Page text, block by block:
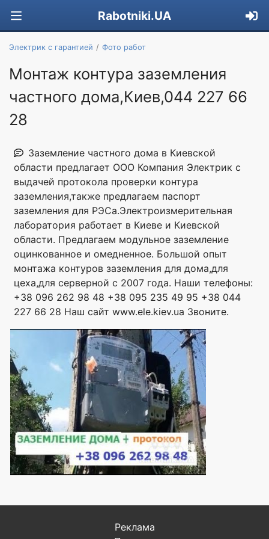
Rabotniki.UA
Электрик с гарантией Фото работ
Монтаж контура заземления
частного дома,Киев,044 227 66
28
Заземление частного дома в Киевской
области предлагает ООО Компания Электрик с
выдачей протокола проверки контура
заземления,также предлагаем паспорт
заземления для РЭСа.Электроизмерительная
лаборатория работает в Киеве и Киевской
области. Предлагаем модульное заземление
оцинкованное и омедненное. Большой опыт
монтажа контуров заземления для дома,для
цеха,для серверной с 2007 года. Наши телефоны:
+38 096 262 98 48 +38 095 235 49 95 +38 044
227 66 28 Наш сайт www.ele.kiev.ua Звоните.
Реклама